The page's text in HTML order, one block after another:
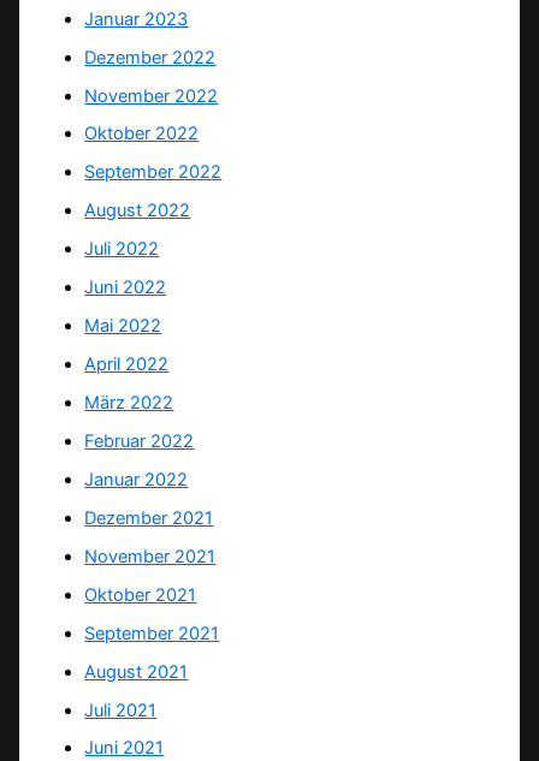
Januar 2023
Dezember 2022
November 2022
Oktober 2022
September 2022
August 2022
Juli 2022
Juni 2022
Mai 2022
April 2022
März 2022
Februar 2022
Januar 2022
Dezember 2021
November 2021
Oktober 2021
September 2021
August 2021
Juli 2021
Juni 2021